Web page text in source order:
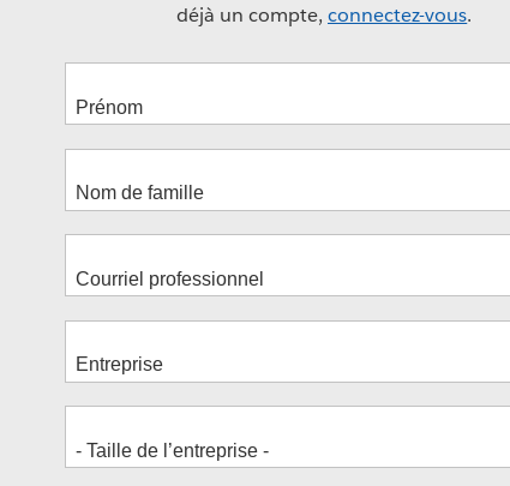
déjà un compte, connectez-vous.